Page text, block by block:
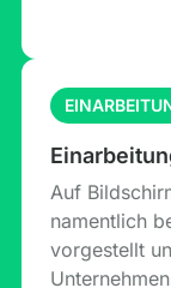
Auf
namentlich
vorgestellt